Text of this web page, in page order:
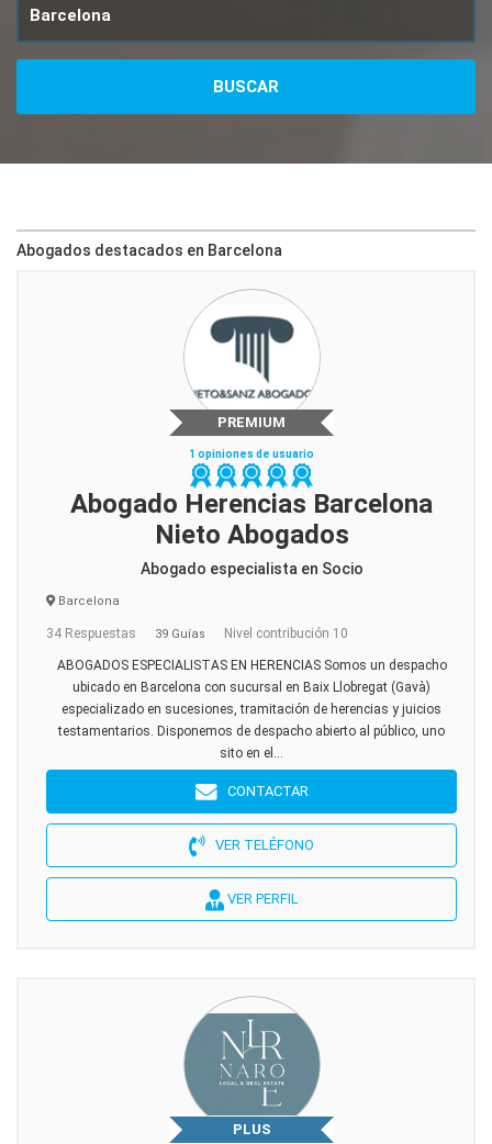
Abogados destacados en Barcelona
PREMIUM
1 opiniones de usuario
Abogado Herencias Barcelona
Nieto Abogados
Abogado especialista en Socio
Barcelona
34 Respuestas 39 Guías Nivel contribución 10
ABOGADOS ESPECIALISTAS EN HERENCIAS Somos un despacho
ubicado en Barcelona con sucursal en Baix Llobregat (Gavà)
especializado en sucesiones, tramitación de herencias y juicios
testamentarios. Disponemos de despacho abierto al público, uno
sito en el...
CONTACTAR
VER TELÉFONO
VER PERFIL
PLUS